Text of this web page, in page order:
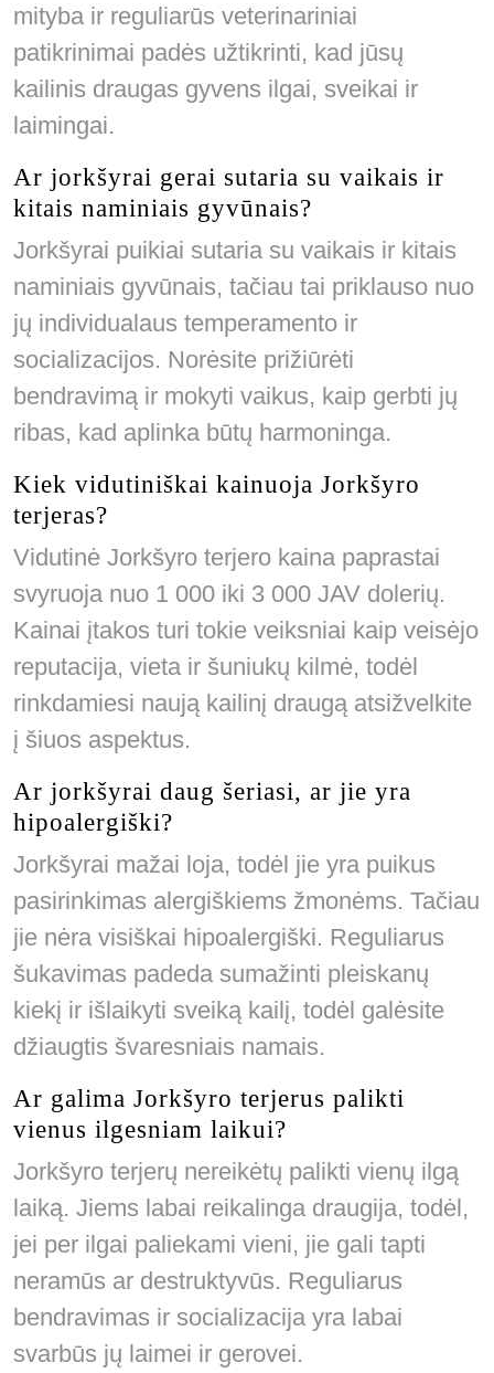
mityba ir reguliarūs veterinariniai
patikrinimai padės užtikrinti, kad jūsų
kailinis draugas gyvens ilgai, sveikai ir
laimingai.
Ar jorkšyrai gerai sutaria su vaikais ir
kitais naminiais gyvūnais?
Jorkšyrai puikiai sutaria su vaikais ir kitais
naminiais gyvūnais, tačiau tai priklauso nuo
jų individualaus temperamento ir
socializacijos. Norėsite prižiūrėti
bendravimą ir mokyti vaikus, kaip gerbti jų
ribas, kad aplinka būtų harmoninga.
Kiek vidutiniškai kainuoja Jorkšyro
terjeras?
Vidutinė Jorkšyro terjero kaina paprastai
svyruoja nuo 1 000 iki 3 000 JAV dolerių.
Kainai įtakos turi tokie veiksniai kaip veisėjo
reputacija, vieta ir šuniukų kilmė, todėl
rinkdamiesi naują kailinį draugą atsižvelkite
į šiuos aspektus.
Ar jorkšyrai daug šeriasi, ar jie yra
hipoalergiški?
Jorkšyrai mažai loja, todėl jie yra puikus
pasirinkimas alergiškiems žmonėms. Tačiau
jie nėra visiškai hipoalergiški. Reguliarus
šukavimas padeda sumažinti pleiskanų
kiekį ir išlaikyti sveiką kailį, todėl galėsite
džiaugtis švaresniais namais.
Ar galima Jorkšyro terjerus palikti
vienus ilgesniam laikui?
Jorkšyro terjerų nereikėtų palikti vienų ilgą
laiką. Jiems labai reikalinga draugija, todėl,
jei per ilgai paliekami vieni, jie gali tapti
neramūs ar destruktyvūs. Reguliarus
bendravimas ir socializacija yra labai
svarbūs jų laimei ir gerovei.